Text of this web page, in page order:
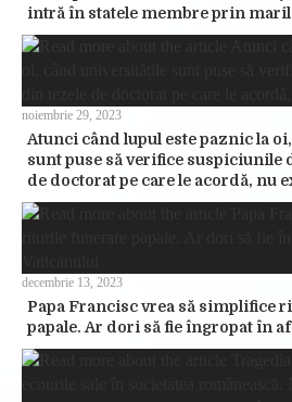
intră în statele membre prin
Atunci când lupul este paznic la
sunt puse să verifice suspiciunile
de doctorat pe care le acordă, nu
noiembrie 29, 2023
Papa Francisc vrea să simplifice
papale. Ar dori să fie îngropat în
decembrie 13, 2023